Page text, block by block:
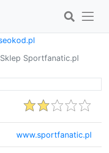
Sklep Sportfanatic.pl
www.sportfanatic.pl